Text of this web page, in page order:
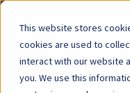
This website stores
cookies are used to
interact with our website
you. We use this
ZPĚT PŘÍSPĚVEK